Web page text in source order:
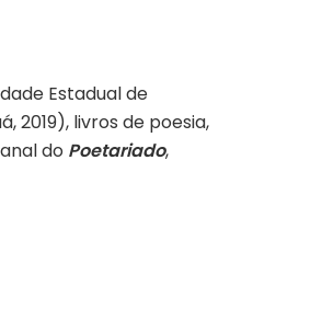
Estadual de
2019), livros de poesia,
do Poetariado,